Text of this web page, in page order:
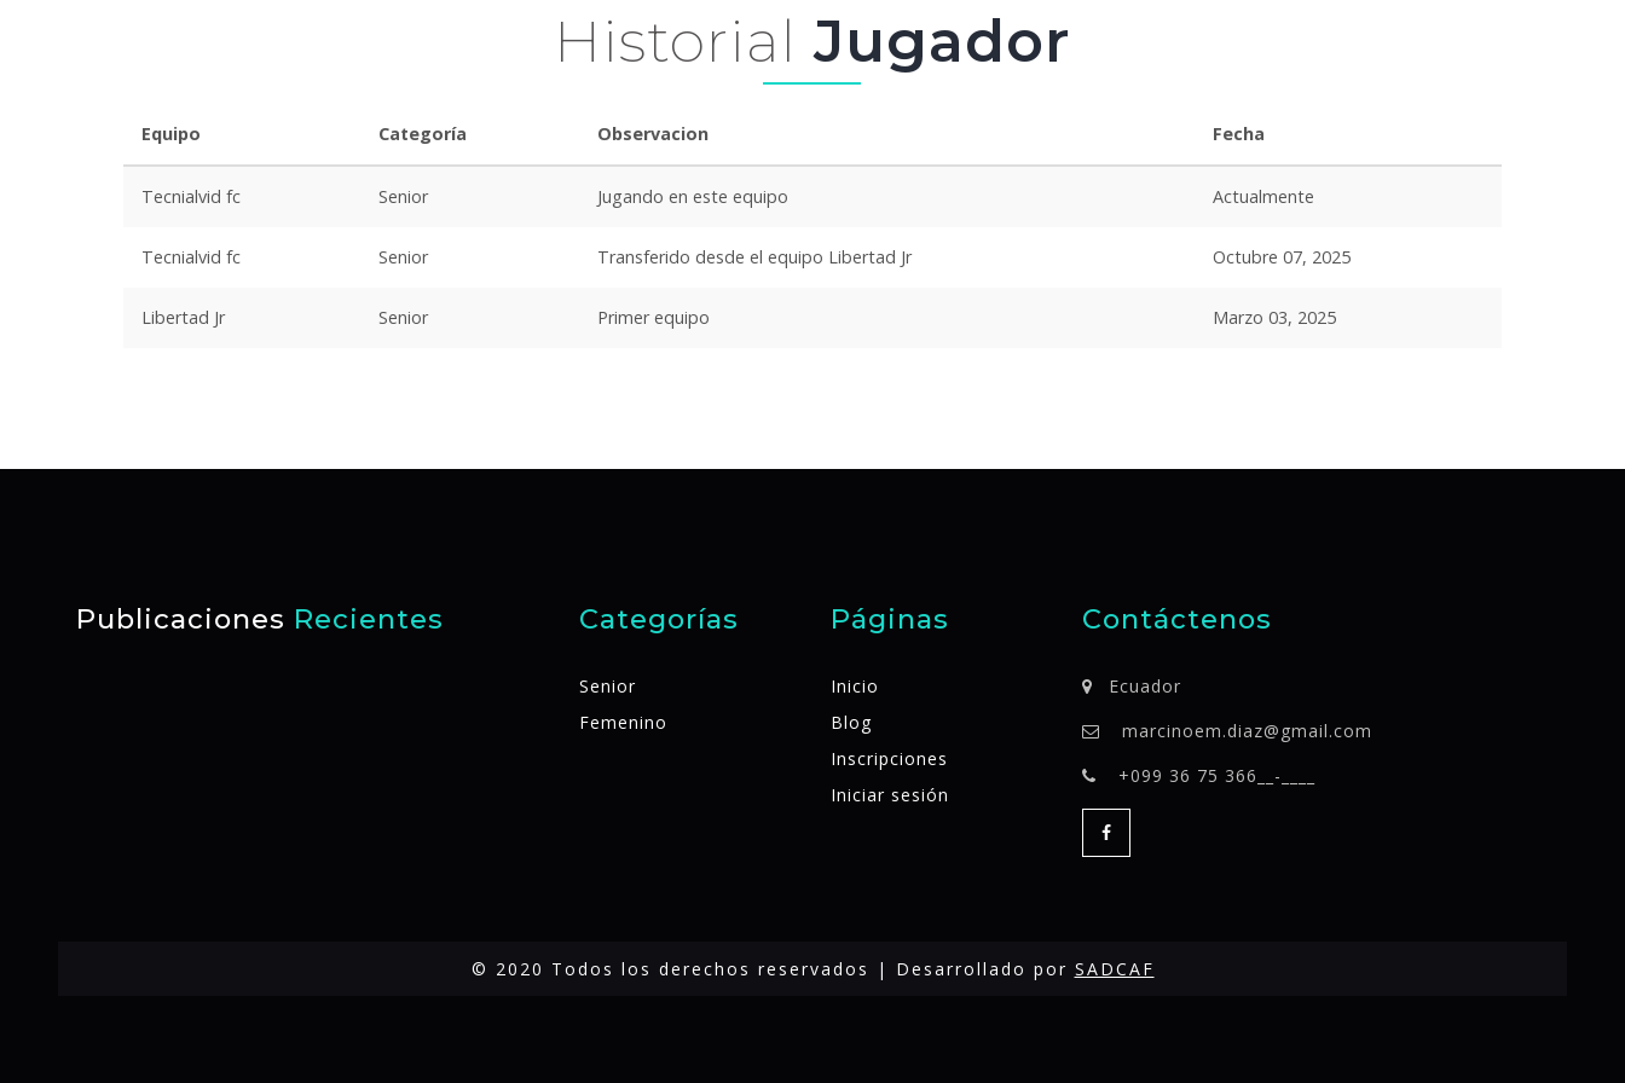
Historial Jugador
Equipo Categoría Observacion Fecha
Tecnialvid fc Senior Jugando en este equipo Actualmente
Tecnialvid fc Senior Transferido desde el equipo Libertad Jr Octubre 07, 2025
Libertad Jr Senior Primer equipo Marzo 03, 2025
Publicaciones Recientes Categorías
Senior
Femenino
Páginas
Inicio
Blog
Inscripciones
Iniciar sesión
Contáctenos
Ecuador
marcinoem.diaz@gmail.com
+099 36 75 366__-____
© 2020 Todos los derechos reservados | Desarrollado por SADCAF